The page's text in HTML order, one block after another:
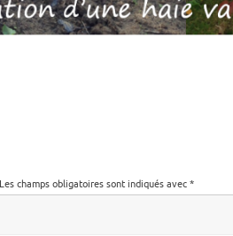
champs obligatoires sont indiqués avec *